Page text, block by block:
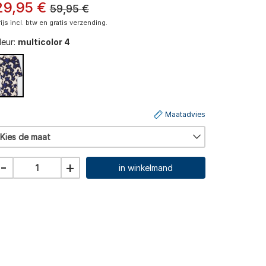
,95 €59,95 €
incl. btw en gratis verzending.
multicolor 4
Kies de maat
Maatadvies
- + in winkelmand